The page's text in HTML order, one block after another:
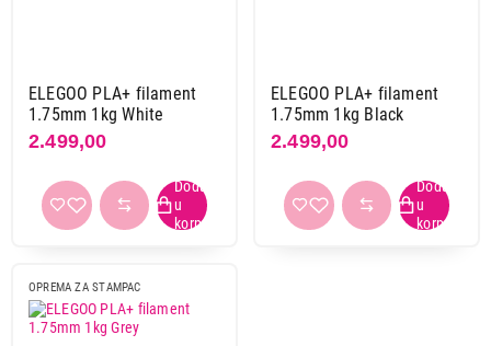
ELEGOO PLA+ filament
1.75mm 1kg White
2.499,00
ELEGOO PLA+ filament
1.75mm 1kg Black
2.499,00
OPREMA ZA STAMPAC